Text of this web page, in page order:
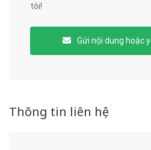
tôi!
Gửi nội dung hoặc
Thông tin liên hệ